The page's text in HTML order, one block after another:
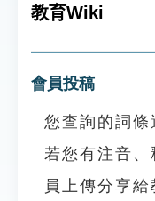
教學應用
教育Wiki
會員投稿
您查詢的詞條
若您有注音
員上傳分享